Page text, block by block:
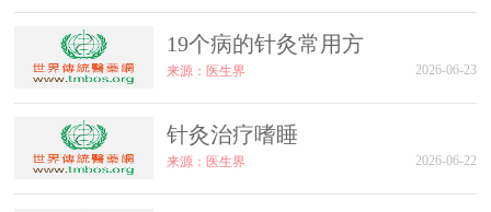
19个病的针灸常用方
来源：医生界 2026-06-23
针灸治疗嗜睡
来源：医生界 2026-06-22